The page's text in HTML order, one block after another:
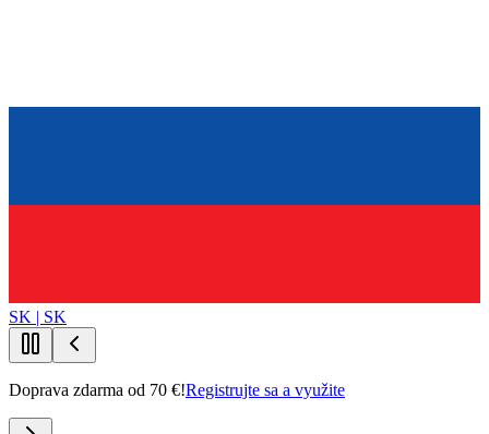
SK | SK
Doprava zdarma od 70 €!Registrujte sa a využite